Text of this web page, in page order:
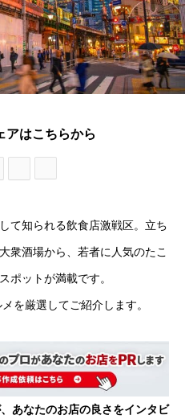
アはこちらから
て知られる飲食店激戦区。立ち
衆酒場から、若者に人気のたこ
ポットが満載です。
を厳選してご紹介します。
あなたのお店の良さをインタビ